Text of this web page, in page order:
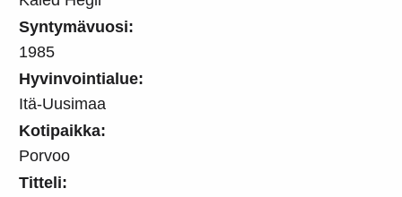
Syntymävuosi:
1985
Hyvinvointialue:
Itä-Uusimaa
Kotipaikka:
Porvoo
Titteli: